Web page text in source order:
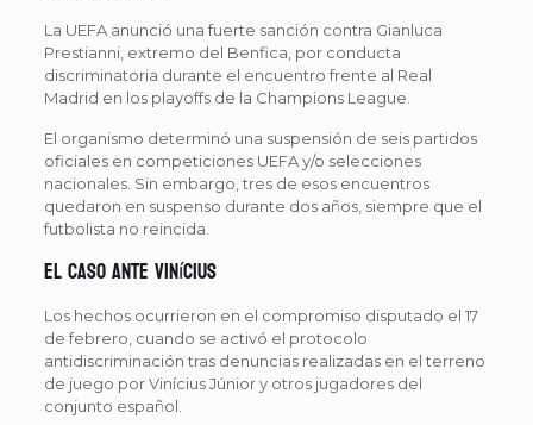
La UEFA anunció una fuerte sanción contra Gianluca
Prestianni, extremo del Benfica, por conducta
discriminatoria durante el encuentro frente al Real
Madrid en los playoffs de la Champions League.
El organismo determinó una suspensión de seis partidos
oficiales en competiciones UEFA y/o selecciones
nacionales. Sin embargo, tres de esos encuentros
quedaron en suspenso durante dos años, siempre que el
futbolista no reincida.
El caso ante Vinícius
Los hechos ocurrieron en el compromiso disputado el 17
de febrero, cuando se activó el protocolo
antidiscriminación tras denuncias realizadas en el terreno
de juego por Vinícius Júnior y otros jugadores del
conjunto español.